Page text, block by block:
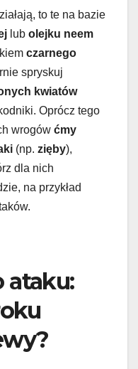
to te na bazie
lub olejku neem
czarnego
spryskuj
kwiatów
Oprócz tego
wrogów ćmy
(np. zięby),
dla nich
na przykład
ataku: